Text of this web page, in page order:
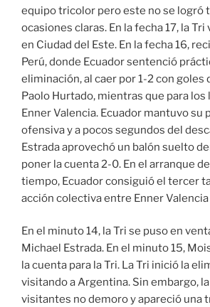
equipo tricolor pero este no se logró
ocasiones claras. En la fecha 17, la
en Ciudad del Este. En la fecha 16,
Perú, donde Ecuador sentenció
eliminación, al caer por 1-2 con goles
Paolo Hurtado, mientras que para
Enner Valencia. Ecuador mantuvo su
ofensiva y a pocos segundos del
Estrada aprovechó un balón suelto
poner la cuenta 2-0. En el arranque
tiempo, Ecuador consiguió el tercer
acción colectiva entre Enner Valencia
En el minuto 14, la Tri se puso en
Michael Estrada. En el minuto 15,
la cuenta para la Tri. La Tri inició la
visitando a Argentina. Sin embargo,
visitantes no demoro y apareció una